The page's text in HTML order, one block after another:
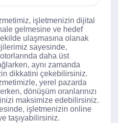
işletmenizin dijital
gelmesine ve hedef
ulaşmasına olanak
sayesinde,
daha üst
aynı zamanda
dikkatini çekebilirsiniz.
yerel pazarda
dönüşüm oranlarınızı
maksimize edebilirsiniz.
işletmenizin online
taşıyabilirsiniz.